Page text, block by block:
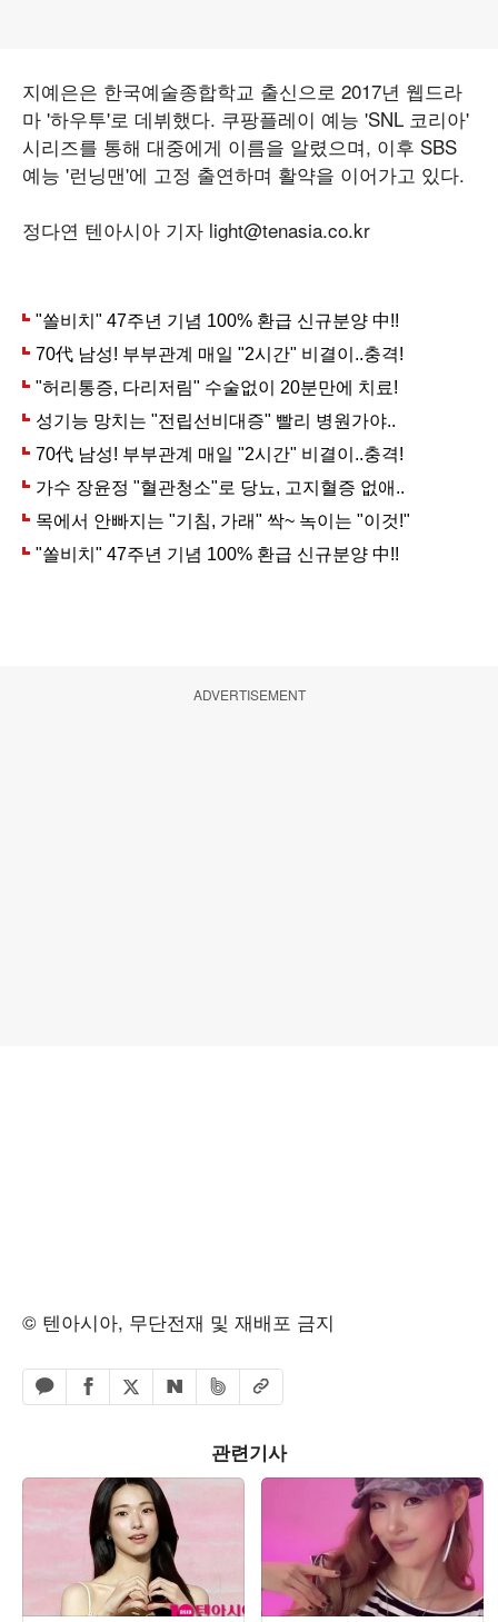
지예은은 한국예술종합학교 출신으로 2017년 웹드라
마 '하우투'로 데뷔했다. 쿠팡플레이 예능 'SNL 코리아'
시리즈를 통해 대중에게 이름을 알렸으며, 이후 SBS
예능 '런닝맨'에 고정 출연하며 활약을 이어가고 있다.
정다연 텐아시아 기자 light@tenasia.co.kr
ADVERTISEMENT
© 텐아시아, 무단전재 및 재배포 금지
카카오톡 공유하기
페이스북 공유하기
엑스 공유하기
네이버 공유하기
밴드 공유하기
URL복사
관련기사